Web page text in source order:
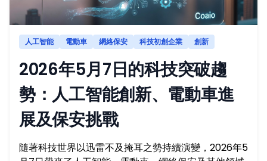
人工智能 電動車 網絡保安 科技初創企業 創新
2026年5月7日的科技突破趨
勢：人工智能創新、電動車進
展及保安挑戰
隨著科技世界以迅雷不及掩耳之勢持續演變，2026年5